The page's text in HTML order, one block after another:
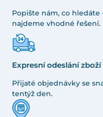
Popište nám, co hledáte
najdeme vhodné řešení.
Expresní odeslání zboží
Přijaté objednávky se
tentýž den.